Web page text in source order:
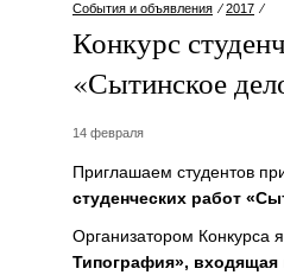
События и объявления ⁄2017 ⁄
Конкурс
«Сытинское
14 февраля
Приглашаем студентов
студенческих работ
Организатором Конкурса
Типография», входящая